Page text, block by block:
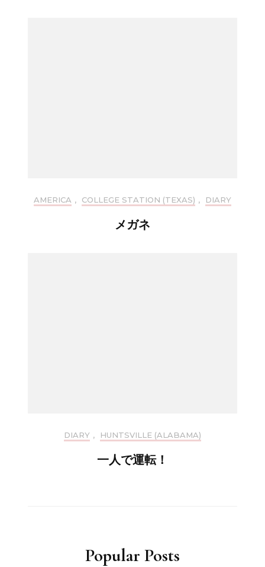
AMERICA , COLLEGE STATION (TEXAS) , DIARY
メガネ
DIARY , HUNTSVILLE (ALABAMA)
一人で運転！
Popular Posts